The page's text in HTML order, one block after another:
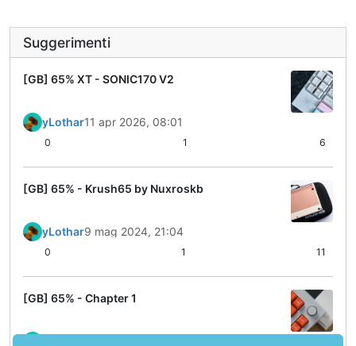
Suggerimenti
[GB] 65% XT - SONIC170 V2
yLothar11 apr 2026, 08:01
0 1 6
[GB] 65% - Krush65 by Nuxroskb
yLothar9 mag 2024, 21:04
0 1 11
[GB] 65% - Chapter 1